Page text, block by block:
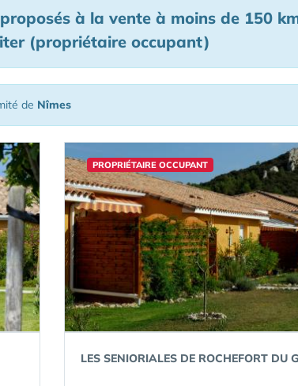
à la vente à moins de 150
(propriétaire occupant)
de Nîmes
PROPRIÉTAIRE OCCUPANT
LES SENIORIALES DE ROCHEFORT DU